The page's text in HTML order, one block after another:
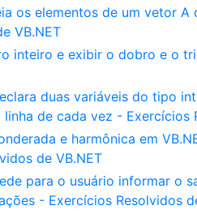
os elementos de um vetor
VB.NET
inteiro e exibir o dobro e o
duas variáveis do tipo
de cada vez - Exercícios
e harmônica em
de VB.NET
para o usuário informar o
- Exercícios Resolvidos